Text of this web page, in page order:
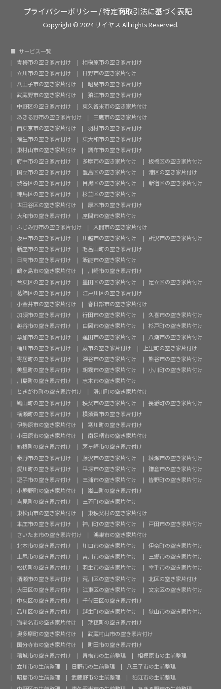
プライバシーポリシー /特定商取引法に基づく表記
Copyright © 2024 サイヤス All rights Reserved.
サービス一覧
青梅市の空き家片付け
相模原市の空き家片付け
立川市の空き家片付け
日野市の空き家片付け
八王子市の空き家片付け
昭島市の空き家片付け
武蔵野市の空き家片付け
狛江市の空き家片付け
中野区の空き家片付け
東久留米市の空き家片付け
あきる野市の空き家片付け
三鷹市の空き家片付け
西東京市の空き家片付け
羽村市の空き家片付け
福生市の空き家片付け
東大和市の空き家片付け
東村山市の空き家片付け
調布市の空き家片付け
府中市の空き家片付け
多摩市の空き家片付け
板橋区の空き家片付け
国立市の空き家片付け
豊島区の空き家片付け
港区の空き家片付け
渋谷区の空き家片付け
目黒区の空き家片付け
新宿区の空き家片付け
練馬区の空き家片付け
杉並区の空き家片付け
世田谷区の空き家片付け
厚木市の空き家片付け
大和市の空き家片付け
座間市の空き家片付け
ふじみ野市の空き家片付け
入間市の空き家片付け
坂戸市の空き家片付け
川越市の空き家片付け
所沢市の空き家片付け
新座市の空き家片付け
毛呂山町の空き家片付け
日高市の空き家片付け
飯能市の空き家片付け
鶴ヶ島市の空き家片付け
川崎市の空き家片付け
台東区の空き家片付け
墨田区の空き家片付け
足立区の空き家片付け
葛飾区の空き家片付け
江戸川区の空き家片付け
小金井市の空き家片付け
春日部市の空き家片付け
加須市の空き家片付け
行田市の空き家片付け
久喜市の空き家片付け
越谷市の空き家片付け
白岡市の空き家片付け
杉戸町の空き家片付け
草加市の空き家片付け
蓮田市の空き家片付け
八潮市の空き家片付け
桶川市の空き家片付け
蕨市の空き家片付け
上里町の空き家片付け
寄居町の空き家片付け
深谷市の空き家片付け
熊谷市の空き家片付け
美里町の空き家片付け
朝霧市の空き家片付け
小川町の空き家片付け
川島町の空き家片付け
志木市の空き家片付け
ときがわ町の空き家片付け
滑川町の空き家片付け
鳩山町の空き家片付け
秩父市の空き家片付け
長瀞町の空き家片付け
横瀬町の空き家片付け
横須賀市の空き家片付け
伊勢原市の空き家片付け
寒川町の空き家片付け
小田原市の空き家片付け
南足柄市の空き家片付け
箱根町の空き家片付け
茅ヶ崎市の空き家片付け
秦野市の空き家片付け
藤沢市の空き家片付け
綾瀬市の空き家片付け
愛川町の空き家片付け
平塚市の空き家片付け
鎌倉市の空き家片付け
逗子市の空き家片付け
三浦市の空き家片付け
皆野町の空き家片付け
小鹿野町の空き家片付け
嵐山町の空き家片付け
吉見町の空き家片付け
三芳町の空き家片付け
東松山市の空き家片付け
東秩父村の空き家片付け
本庄市の空き家片付け
神川町の空き家片付け
戸田市の空き家片付け
さいたま市の空き家片付け
鴻巣市の空き家片付け
北本市の空き家片付け
川口市の空き家片付け
伊奈町の空き家片付け
上尾市の空き家片付け
吉川市の空き家片付け
三郷市の空き家片付け
松伏町の空き家片付け
羽生市の空き家片付け
幸手市の空き家片付け
清瀬市の空き家片付け
荒川区の空き家片付け
北区の空き家片付け
大田区の空き家片付け
江東区の空き家片付け
文京区の空き家片付け
中央区の空き家片付け
千代田区の空き家片付け
品川区の空き家片付け
越生町の空き家片付け
狭山市の空き家片付け
海老名市の空き家片付け
瑞穂町の空き家片付け
奥多摩町の空き家片付け
武蔵村山市の空き家片付け
国分寺市の空き家片付け
町田市の空き家片付け
稲城市の空き家片付け
青梅市の生前整理
相模原市の生前整理
立川市の生前整理
日野市の生前整理
八王子市の生前整理
昭島市の生前整理
武蔵野市の生前整理
狛江市の生前整理